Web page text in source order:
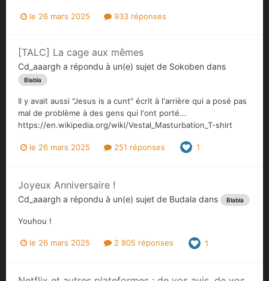
le 26 mars 2025 933 réponses
[TALC] La cage aux mêmes
Cd_aaargh a répondu à un(e) sujet de Sokoben dans
Blabla
Il y avait aussi "Jesus is a cunt" écrit à l'arrière qui a posé pas
mal de problème à des gens qui l'ont porté...
https://en.wikipedia.org/wiki/Vestal_Masturbation_T-shirt
le 26 mars 2025 251 réponses 1
Joyeux Anniversaire !
Cd_aaargh a répondu à un(e) sujet de Budala dans Blabla
Youhou !
le 26 mars 2025 2 805 réponses 1